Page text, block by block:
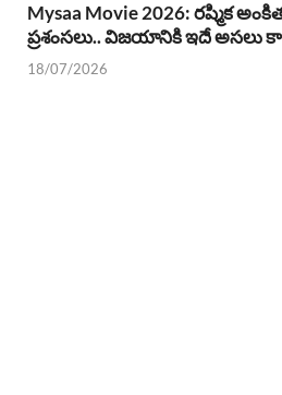
Mysaa Movie 2026: రష్మిక
ప్రశంసలు.. విజయానికి ఇదే అసలు
18/07/2026